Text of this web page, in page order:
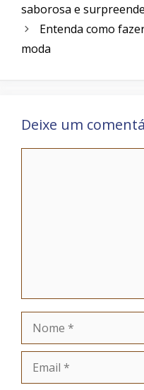
saborosa e
Entenda como
moda
Deixe um
Nome
Email